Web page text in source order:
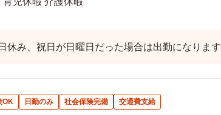
休み、祝日が日曜日だった場合は出勤になります
OK 日勤のみ 社会保険完備 交通費支給